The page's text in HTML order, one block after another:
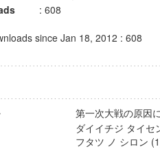
: 608
since Jan 18, 2012 : 608
第一次大戦の原因
ダイイチジ タイセ
フタツ ノ シロン